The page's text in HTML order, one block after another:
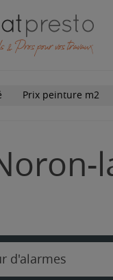
Prix peinture m2
d'alarmes